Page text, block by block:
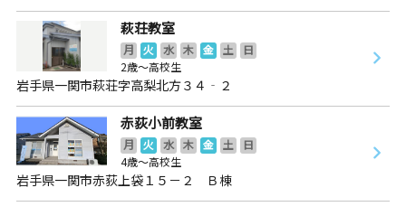
萩荘教室
月 火 水 木 金 土
日
2歳～高校生
岩手県一関市萩荘字高梨北方３４‐２
赤荻小前教室
月 火 水 木 金 土
日
4歳～高校生
岩手県一関市赤荻上袋１５－２ Ｂ棟